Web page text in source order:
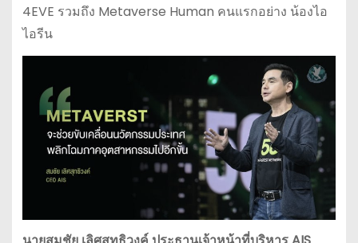
4EVE รวมถึง Metaverse Human คนแรกอย่าง น้องไอ
ไอรีน